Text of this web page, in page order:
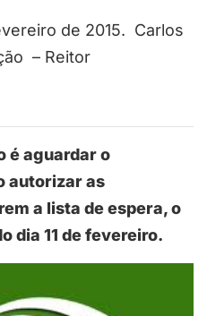
de 2015. Carlos
– Reitor
é aguardar o
autorizar as
a lista de espera, o
dia 11 de fevereiro.